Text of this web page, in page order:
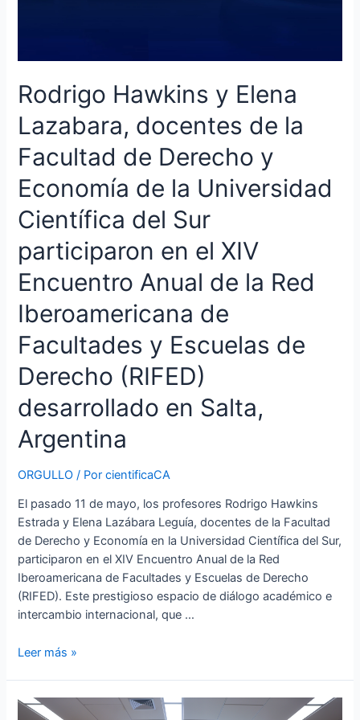
Rodrigo Hawkins y Elena
Lazabara, docentes de la
Facultad de Derecho y
Economía de la Universidad
Científica del Sur
participaron en el XIV
Encuentro Anual de la Red
Iberoamericana de
Facultades y Escuelas de
Derecho (RIFED)
desarrollado en Salta,
Argentina
ORGULLO / PorcientificaCA
El pasado 11 de mayo, los profesores Rodrigo Hawkins
Estrada y Elena Lazábara Leguía, docentes de la Facultad
de Derecho y Economía en la Universidad Científica del Sur,
participaron en el XIV Encuentro Anual de la Red
Iberoamericana de Facultades y Escuelas de Derecho
(RIFED). Este prestigioso espacio de diálogo académico e
intercambio internacional, que …
del
participaron
en
el
XIV
Encuentro
Anual
de
la
Red
Iberoamericana
de
Escuelas
de
Derecho
desarrollado
en
Salta,
Leer más »
II